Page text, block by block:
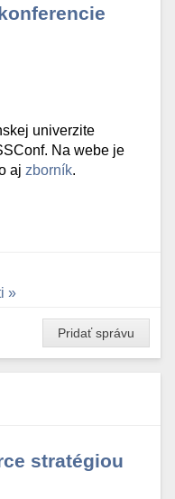
univerzite
Na webe je
aj zborník.
Pridať správu
stratégiou